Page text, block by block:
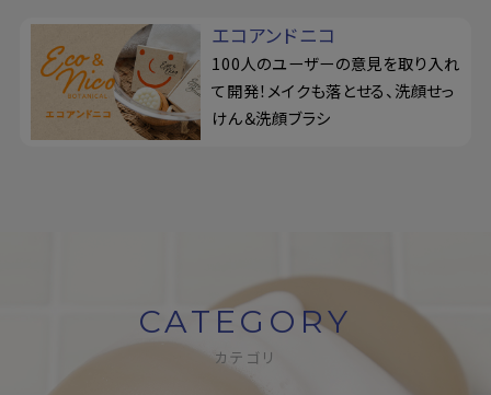
エコアンドニコ
100人のユーザーの意見を取り入れ
て開発！メイクも落とせる、洗顔せっ
けん＆洗顔ブラシ
CATEGORY
カテゴリ